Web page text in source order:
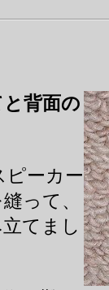
背面の
ピーカー
って、
てまし